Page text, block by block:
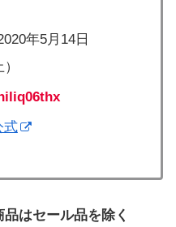
年5月14日
式
品はセール品を除く